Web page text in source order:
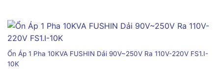
Ổn Áp 1 Pha 10KVA FUSHIN Dải 90V~250V Ra 110V-220V FS1.I-
10K